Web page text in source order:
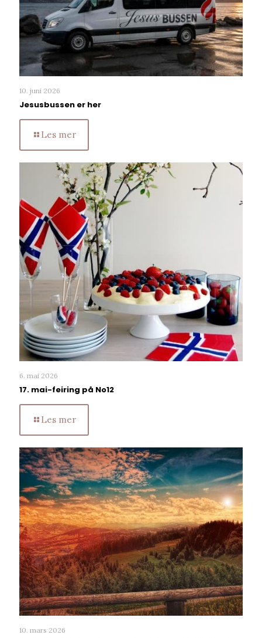
10. juni 2026
Jesusbussen er her
Les mer
6. mai 2026
17. mai-feiring på No12
Les mer
10. mars 2026